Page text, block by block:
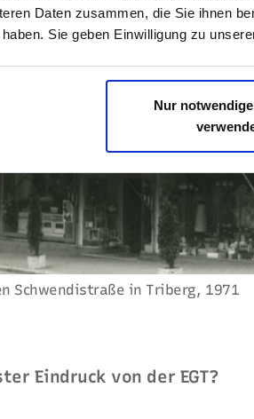
Daten zusammen, die Sie ihnen
Sie geben Einwilligung zu
Nur
Schwendistraße in Triberg, 1971
Eindruck von der EGT?